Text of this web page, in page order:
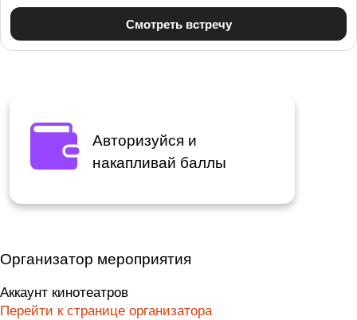
Авторизуйся и
накапливай баллы
Организатор мероприятия
Аккаунт кинотеатров
Перейти к странице организатора